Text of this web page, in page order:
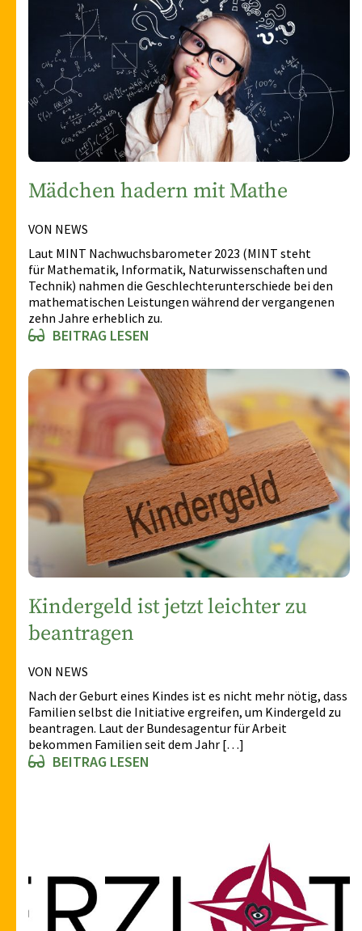
Mädchen hadern mit Mathe
VON NEWS
Laut MINT Nachwuchsbarometer 2023 (MINT steht
für Mathematik, Informatik, Naturwissenschaften und
Technik) nahmen die Geschlechterunterschiede bei den
mathematischen Leistungen während der vergangenen
zehn Jahre erheblich zu.
BEITRAG LESEN
Kindergeld ist jetzt leichter zu
beantragen
VON NEWS
Nach der Geburt eines Kindes ist es nicht mehr nötig, dass
Familien selbst die Initiative ergreifen, um Kindergeld zu
beantragen. Laut der Bundesagentur für Arbeit
bekommen Familien seit dem Jahr […]
BEITRAG LESEN